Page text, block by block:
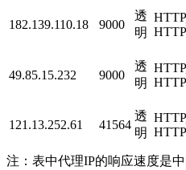
182.139.110.18 9000
透
明
49.85.15.232 9000
透
明
121.13.252.61 41564
透
明
注：表中代理IP的响应速度是